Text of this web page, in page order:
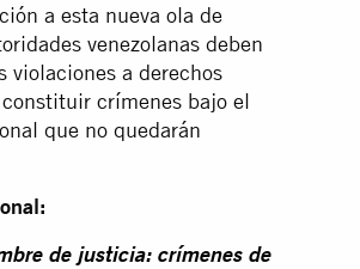
a esta nueva ola de
venezolanas deben
violaciones a derechos
crímenes bajo el
que no quedarán
de justicia: crímenes de